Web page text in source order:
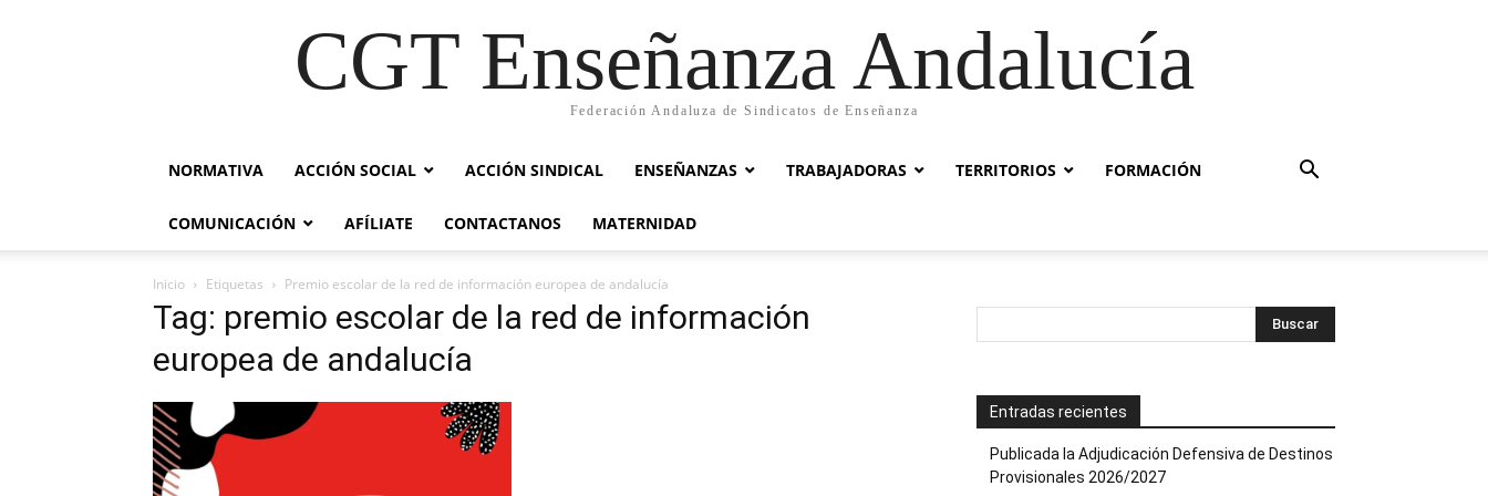
CGT Enseñanza Andalucía
Federación Andaluza de Sindicatos de Enseñanza
NORMATIVA ACCIÓN SOCIAL ACCIÓN SINDICAL ENSEÑANZAS TRABAJADORAS TERRITORIOS FORMACIÓN
COMUNICACIÓN AFÍLIATE CONTACTANOS MATERNIDAD
Inicio Etiquetas Premio escolar de la red de información europea de andalucía
Tag: premio escolar de la red de información
europea de andalucía
Entradas recientes
Publicada la Adjudicación Defensiva de Destinos
Provisionales 2026/2027